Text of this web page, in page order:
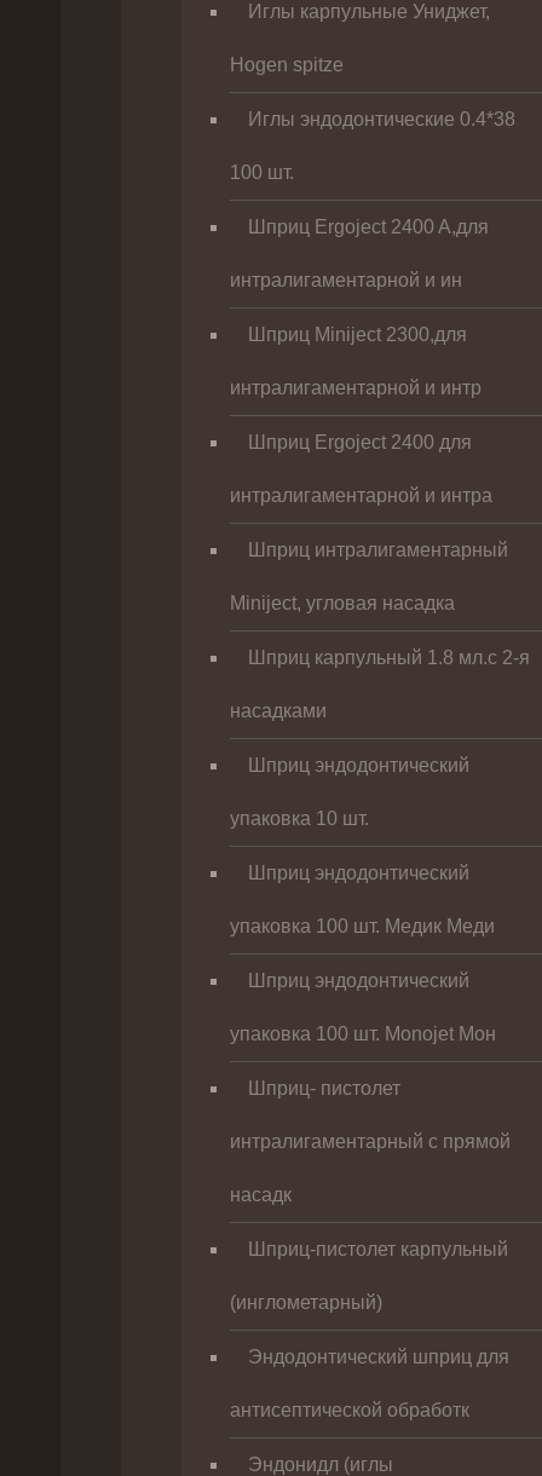
Иглы карпульные Униджет,
Hogen spitze
Иглы эндодонтические 0.4*38
100 шт.
Шприц Ergoject 2400 A,для
интралигаментарной и ин
Шприц Miniject 2300,для
интралигаментарной и интр
Шприц Ergoject 2400 для
интралигаментарной и интра
Шприц интралигаментарный
Miniject, угловая насадка
Шприц карпульный 1.8 мл.с 2-я
насадками
Шприц эндодонтический
упаковка 10 шт.
Шприц эндодонтический
упаковка 100 шт. Медик Меди
Шприц эндодонтический
упаковка 100 шт. Monojet Мон
Шприц- пистолет
интралигаментарный с прямой
насадк
Шприц-пистолет карпульный
(инглометарный)
Эндодонтический шприц для
антисептической обработк
Эндонидл (иглы